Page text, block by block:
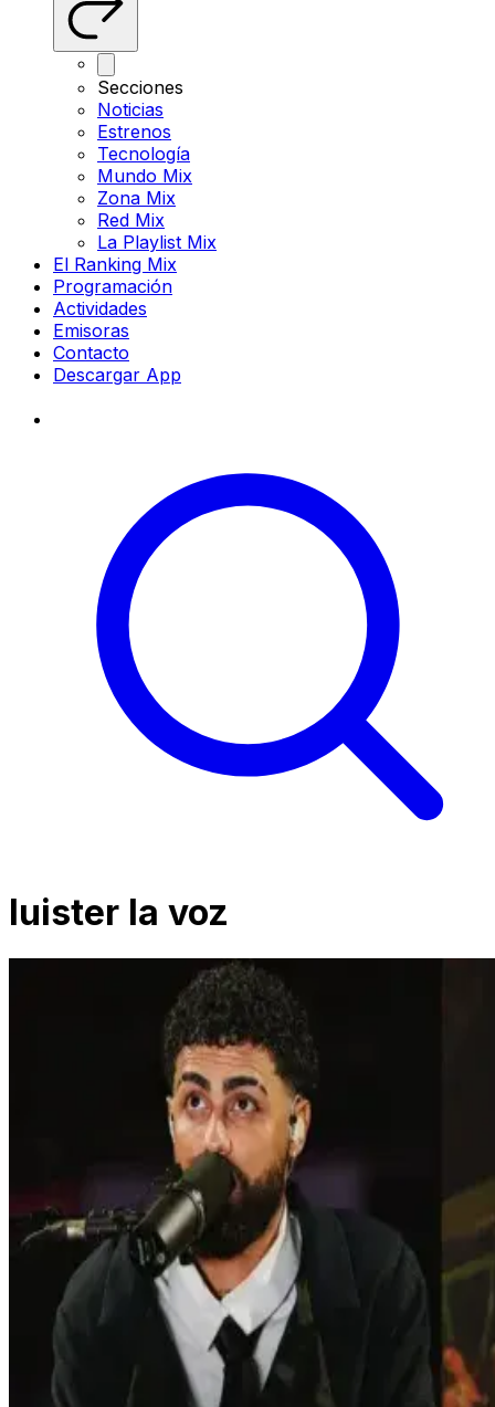
Secciones
Noticias
Estrenos
Tecnología
Mundo Mix
Zona Mix
Red Mix
La Playlist Mix
El Ranking Mix
Programación
Actividades
Emisoras
Contacto
Descargar App
luister la voz